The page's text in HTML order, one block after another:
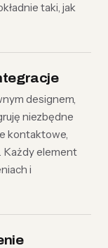
taki, jak
designem,
niezbędne
kontaktowe,
Każdy element
i